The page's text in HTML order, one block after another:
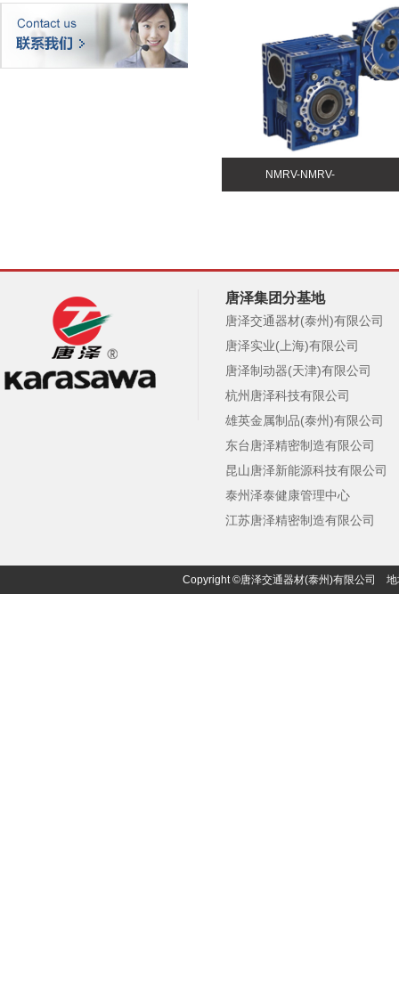
NMRV-NMRV-
唐泽集团分基地
唐泽交通器材(泰州)有限公司
唐泽实业(上海)有限公司
唐泽制动器(天津)有限公司
杭州唐泽科技有限公司
雄英金属制品(泰州)有限公司
东台唐泽精密制造有限公司
昆山唐泽新能源科技有限公司
泰州泽泰健康管理中心
江苏唐泽精密制造有限公司
Copyright ©唐泽交通器材(泰州)有限公司